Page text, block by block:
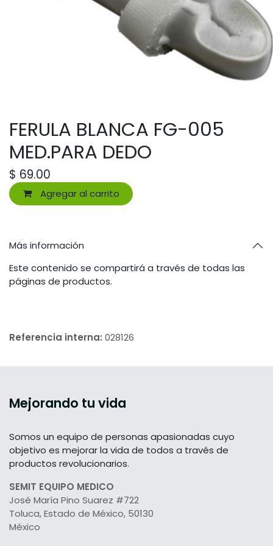
FERULA BLANCA FG-005
MED.PARA DEDO
$ 69.00
Agregar al carrito
Más información
Este contenido se compartirá a través de todas las
páginas de productos.
Referencia interna: 028126
Mejorando tu vida
Somos un equipo de personas apasionadas cuyo
objetivo es mejorar la vida de todos a través de
productos revolucionarios.
SEMIT EQUIPO MEDICO
José María Pino Suarez #722
Toluca, Estado de México, 50130
México